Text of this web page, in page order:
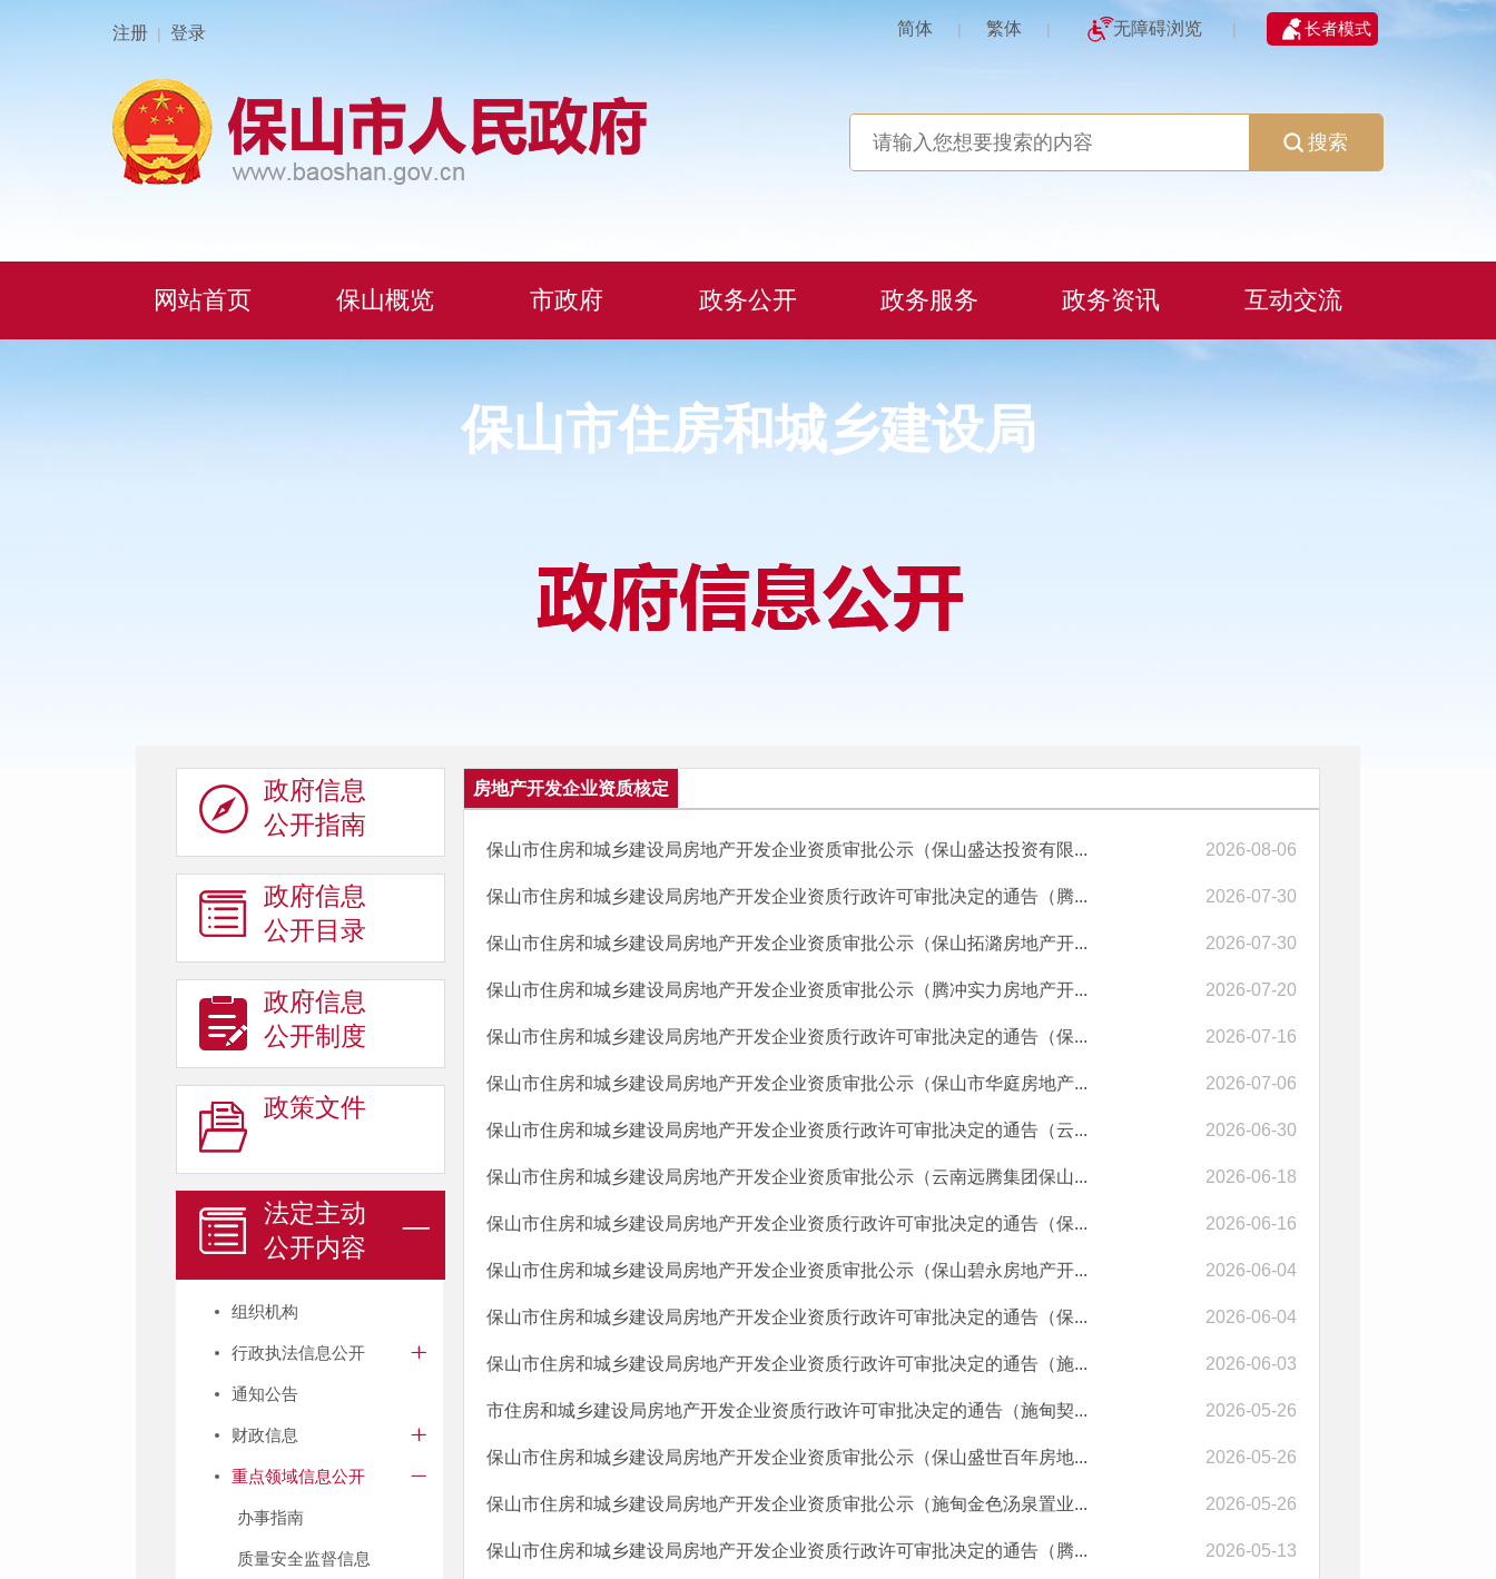
注册 | 登录 简体 | 繁体 | 无障碍浏览 | 长者模式
搜索
网站首页 保山概览 市政府 政务公开 政务服务 政务资讯 互动交流
保山市住房和城乡建设局
政府信息
公开指南
政府信息
公开目录
政府信息
公开制度
政策文件
法定主动
公开内容
组织机构
行政执法信息公开
通知公告
财政信息
重点领域信息公开
办事指南
质量安全监督信息
房地产开发企业资质核定
保山市住房和城乡建设局房地产开发企业资质审批公示（保山盛达投资有限... 2026-08-06
保山市住房和城乡建设局房地产开发企业资质行政许可审批决定的通告（腾... 2026-07-30
保山市住房和城乡建设局房地产开发企业资质审批公示（保山拓潞房地产开... 2026-07-30
保山市住房和城乡建设局房地产开发企业资质审批公示（腾冲实力房地产开... 2026-07-20
保山市住房和城乡建设局房地产开发企业资质行政许可审批决定的通告（保... 2026-07-16
保山市住房和城乡建设局房地产开发企业资质审批公示（保山市华庭房地产... 2026-07-06
保山市住房和城乡建设局房地产开发企业资质行政许可审批决定的通告（云... 2026-06-30
保山市住房和城乡建设局房地产开发企业资质审批公示（云南远腾集团保山... 2026-06-18
保山市住房和城乡建设局房地产开发企业资质行政许可审批决定的通告（保... 2026-06-16
保山市住房和城乡建设局房地产开发企业资质审批公示（保山碧永房地产开... 2026-06-04
保山市住房和城乡建设局房地产开发企业资质行政许可审批决定的通告（保... 2026-06-04
保山市住房和城乡建设局房地产开发企业资质行政许可审批决定的通告（施... 2026-06-03
市住房和城乡建设局房地产开发企业资质行政许可审批决定的通告（施甸契... 2026-05-26
保山市住房和城乡建设局房地产开发企业资质审批公示（保山盛世百年房地... 2026-05-26
保山市住房和城乡建设局房地产开发企业资质审批公示（施甸金色汤泉置业... 2026-05-26
保山市住房和城乡建设局房地产开发企业资质行政许可审批决定的通告（腾... 2026-05-13